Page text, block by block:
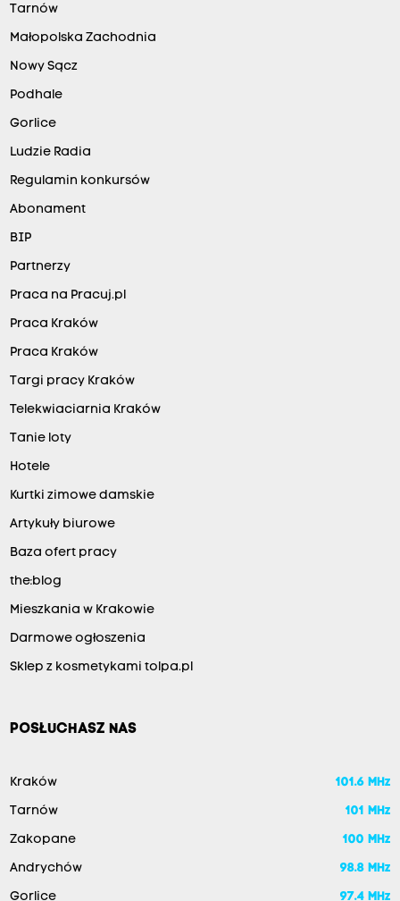
Tarnów
Małopolska Zachodnia
Nowy Sącz
Podhale
Gorlice
Ludzie Radia
Regulamin konkursów
Abonament
BIP
Partnerzy
Praca na Pracuj.pl
Praca Kraków
Praca Kraków
Targi pracy Kraków
Telekwiaciarnia Kraków
Tanie loty
Hotele
Kurtki zimowe damskie
Artykuły biurowe
Baza ofert pracy
the:blog
Mieszkania w Krakowie
Darmowe ogłoszenia
Sklep z kosmetykami tolpa.pl
POSŁUCHASZ NAS
Kraków 101.6 MHz
Tarnów 101 MHz
Zakopane 100 MHz
Andrychów 98.8 MHz
Gorlice 97.4 MHz